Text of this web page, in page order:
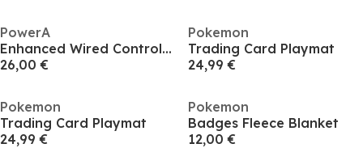
PowerA
Enhanced Wired Controller for Nintendo Switch - Charizard Firestorm
26,00 €
Pokemon
Trading Card Playmat
24,99 €
Pokemon
Trading Card Playmat
24,99 €
Pokemon
Badges Fleece Blanket
12,00 €